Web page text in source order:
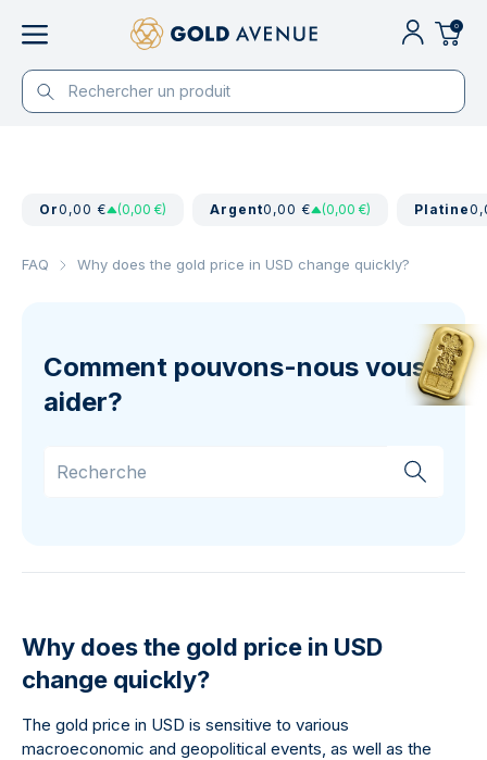
0
Or0,00 € (0,00 €) Argent0,00 € (0,00 €) Platine
FAQ Why does the gold price in USD change quickly?
Comment pouvons-nous vous
aider?
Why does the gold price in USD
change quickly?
The gold price in USD is sensitive to various
macroeconomic and geopolitical events, as well as the